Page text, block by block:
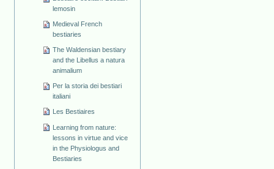
lemosin
Medieval French
bestiaries
The Waldensian bestiary
and the Libellus a natura
animalium
Per la storia dei bestiari
italiani
Les Bestiaires
Learning from nature:
lessons in virtue and vice
in the Physiologus and
Bestiaries